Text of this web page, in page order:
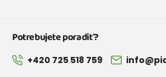
Potrebujete poradiť?
+420 725 518 759